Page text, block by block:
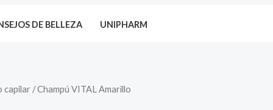
DE BELLEZA UNIPHARM
capilar / Champú VITAL Amarillo